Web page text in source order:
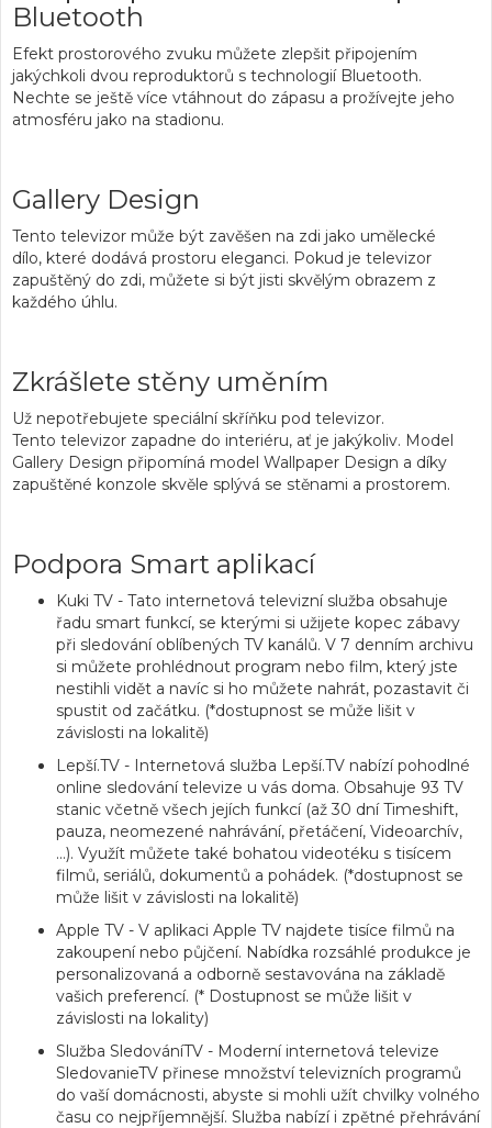
Bluetooth
Efekt prostorového zvuku můžete zlepšit připojením
jakýchkoli dvou reproduktorů s technologií Bluetooth.
Nechte se ještě více vtáhnout do zápasu a prožívejte jeho
atmosféru jako na stadionu.
Gallery Design
Tento televizor může být zavěšen na zdi jako umělecké
dílo, které dodává prostoru eleganci. Pokud je televizor
zapuštěný do zdi, můžete si být jisti skvělým obrazem z
každého úhlu.
Zkrášlete stěny uměním
Už nepotřebujete speciální skříňku pod televizor.
Tento televizor zapadne do interiéru, ať je jakýkoliv. Model
Gallery Design připomíná model Wallpaper Design a díky
zapuštěné konzole skvěle splývá se stěnami a prostorem.
Podpora Smart aplikací
Kuki TV - Tato internetová televizní služba obsahuje
řadu smart funkcí, se kterými si užijete kopec zábavy
při sledování oblíbených TV kanálů. V 7 denním archivu
si můžete prohlédnout program nebo film, který jste
nestihli vidět a navíc si ho můžete nahrát, pozastavit či
spustit od začátku. (*dostupnost se může lišit v
závislosti na lokalitě)
Lepší.TV - Internetová služba Lepší.TV nabízí pohodlné
online sledování televize u vás doma. Obsahuje 93 TV
stanic včetně všech jejích funkcí (až 30 dní Timeshift,
pauza, neomezené nahrávání, přetáčení, Videoarchív,
...). Využít můžete také bohatou videotéku s tisícem
filmů, seriálů, dokumentů a pohádek. (*dostupnost se
může lišit v závislosti na lokalitě)
Apple TV - V aplikaci Apple TV najdete tisíce filmů na
zakoupení nebo půjčení. Nabídka rozsáhlé produkce je
personalizovaná a odborně sestavována na základě
vašich preferencí. (* Dostupnost se může lišit v
závislosti na lokality)
Služba SledováníTV - Moderní internetová televize
SledovanieTV přinese množství televizních programů
do vaší domácnosti, abyste si mohli užít chvilky volného
času co nejpříjemnější. Služba nabízí i zpětné přehrávání